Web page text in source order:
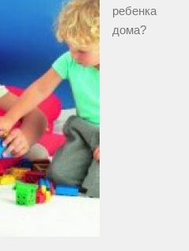
ребенка
дома?